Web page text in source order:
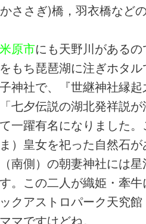
ささぎ)橋，羽衣橋など
米原市にも天野川がある
もち琵琶湖に注ぎホタ
神社で、『世継神社縁
七夕伝説の湖北発祥説
一躍有名になりました
）皇女を祀った自然石
南側）の朝妻神社には
。この二人が織姫・牽
クアストロパーク天究館
マですけどね。